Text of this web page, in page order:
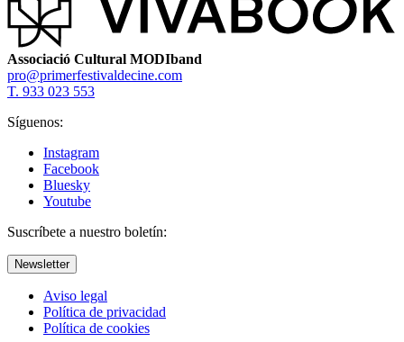
Associació Cultural MODIband
pro@primerfestivaldecine.com
T. 933 023 553
Síguenos:
Instagram
Facebook
Bluesky
Youtube
Suscríbete a nuestro boletín:
Newsletter
Aviso legal
Política de privacidad
Política de cookies